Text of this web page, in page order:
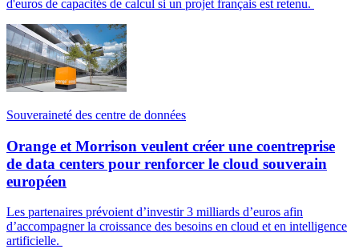
d'euros de capacités de calcul si un projet français est retenu.
Souveraineté des centre de données
Orange et Morrison veulent créer une coentreprise
de data centers pour renforcer le cloud souverain
européen
Les partenaires prévoient d’investir 3 milliards d’euros afin
d’accompagner la croissance des besoins en cloud et en intelligence
artificielle.